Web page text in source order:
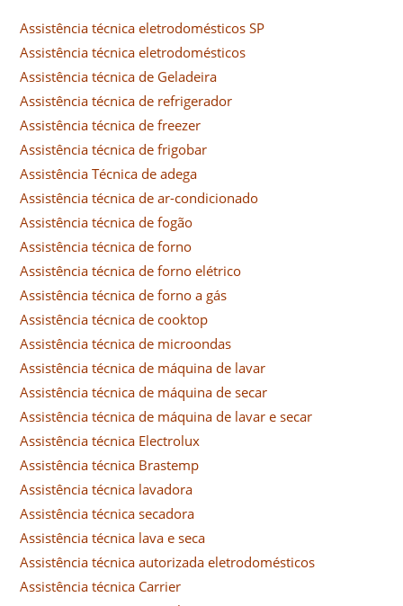
Assistência técnica eletrodomésticos SP
Assistência técnica eletrodomésticos
Assistência técnica de Geladeira
Assistência técnica de refrigerador
Assistência técnica de freezer
Assistência técnica de frigobar
Assistência Técnica de adega
Assistência técnica de ar-condicionado
Assistência técnica de fogão
Assistência técnica de forno
Assistência técnica de forno elétrico
Assistência técnica de forno a gás
Assistência técnica de cooktop
Assistência técnica de microondas
Assistência técnica de máquina de lavar
Assistência técnica de máquina de secar
Assistência técnica de máquina de lavar e secar
Assistência técnica Electrolux
Assistência técnica Brastemp
Assistência técnica lavadora
Assistência técnica secadora
Assistência técnica lava e seca
Assistência técnica autorizada eletrodomésticos
Assistência técnica Carrier